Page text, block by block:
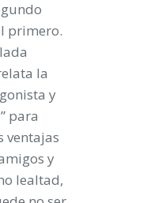
primero.
la
y
para
ventajas
y
lealtad,